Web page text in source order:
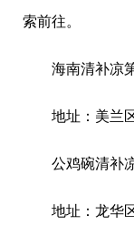
索前往。
海南清补凉
地址：美兰
公鸡碗清补
地址：龙华